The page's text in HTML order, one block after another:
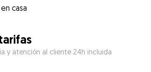
casa
y atención al cliente 24h incluida